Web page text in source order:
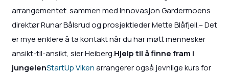
arrangementet. sammen med Innovasjon Gardermoens
direktør Runar Bålsrud og prosjektleder Mette Blåfjell.– Det
er mye enklere å ta kontakt når du har møtt mennesker
ansikt-til-ansikt, sier Heiberg.Hjelp til å finne fram i
jungelenStartUp Vikenarrangerer også jevnlige kurs for